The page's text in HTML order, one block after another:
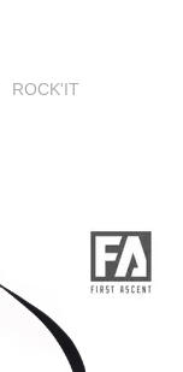
ROCK'IT